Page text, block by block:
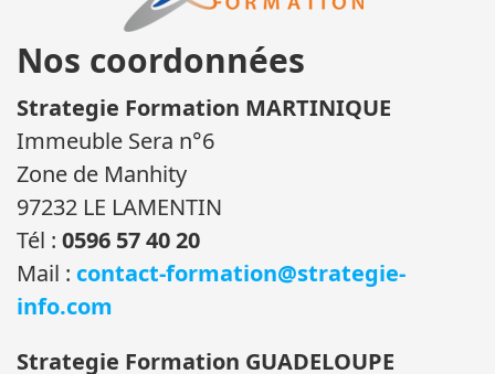
Nos coordonnées
Strategie Formation MARTINIQUE
Immeuble Sera n°6
Zone de Manhity
97232 LE LAMENTIN
Tél : 0596 57 40 20
Mail : contact-formation@strategie-
info.com
Strategie Formation GUADELOUPE